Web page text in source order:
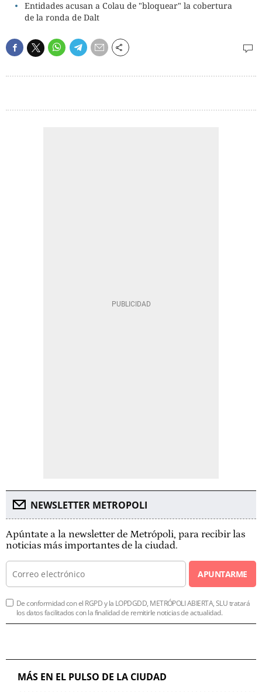
Entidades acusan a Colau de "bloquear" la cobertura
de la ronda de Dalt
NEWSLETTER METROPOLI
Apúntate a la newsletter de Metrópoli, para recibir las
noticias más importantes de la ciudad.
APUNTARME
De conformidad con el RGPD y la LOPDGDD, METRÓPOLI ABIERTA, SLU tratará
los datos facilitados con la finalidad de remitirle noticias de actualidad.
MÁS EN EL PULSO DE LA CIUDAD